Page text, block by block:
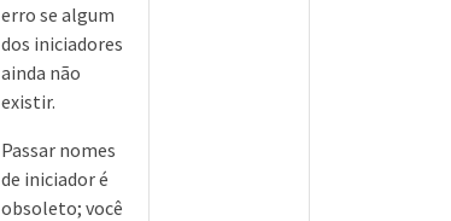
erro se algum
dos iniciadores
ainda não
existir.
Passar nomes
de iniciador é
obsoleto; você